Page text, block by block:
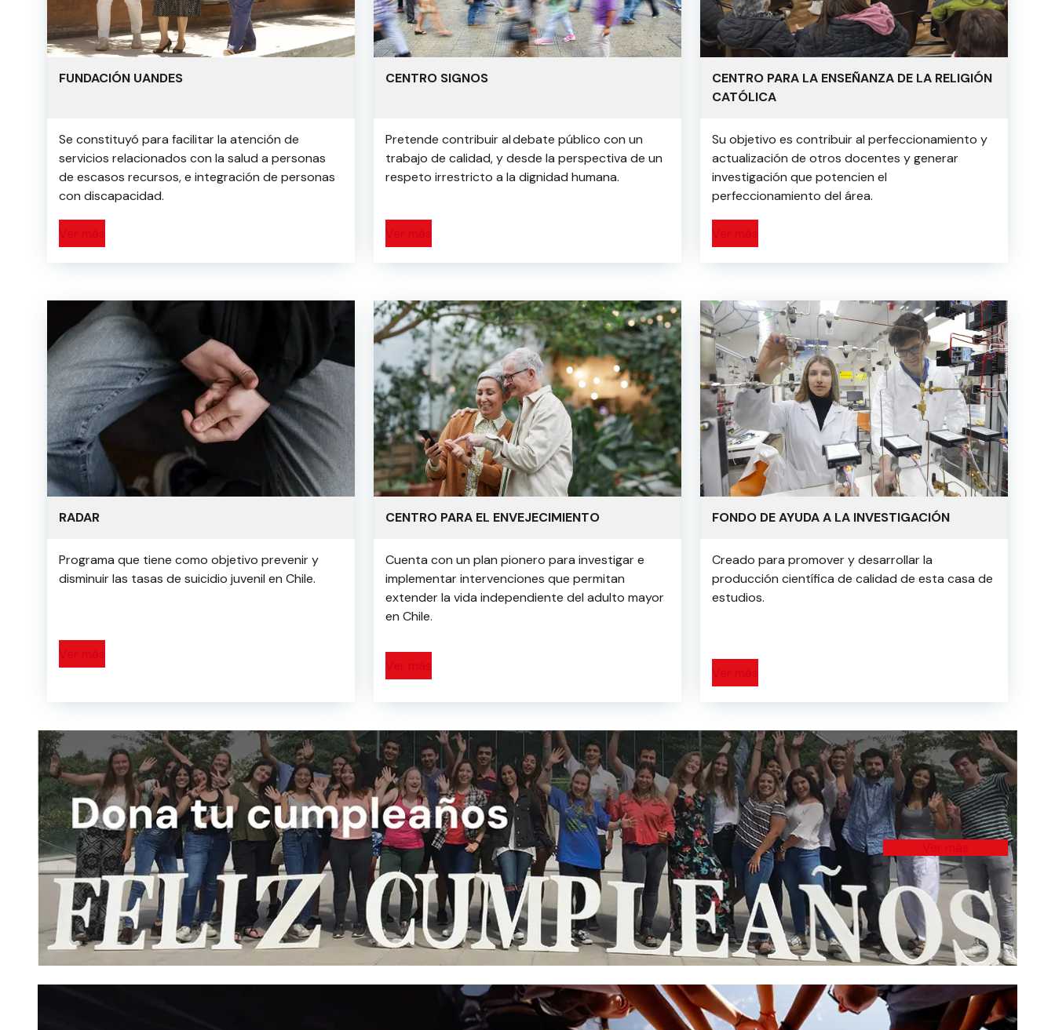
FUNDACIÓN UANDES
Se constituyó para facilitar la atención de
servicios relacionados con la salud a personas
de escasos recursos, e integración de personas
con discapacidad.
CENTRO SIGNOS
Pretende contribuir al debate público con un
trabajo de calidad, y desde la perspectiva de un
respeto irrestricto a la dignidad humana.
CENTRO PARA LA ENSEÑANZA DE LA RELIGIÓN
CATÓLICA
Su objetivo es contribuir al perfeccionamiento y
actualización de otros docentes y generar
investigación que potencien el
perfeccionamiento del área.
RADAR
Programa que tiene como objetivo prevenir y
disminuir las tasas de suicidio juvenil en Chile.
CENTRO PARA EL ENVEJECIMIENTO
Cuenta con un plan pionero para investigar e
implementar intervenciones que permitan
extender la vida independiente del adulto mayor
en Chile.
FONDO DE AYUDA A LA INVESTIGACIÓN
Creado para promover y desarrollar la
producción científica de calidad de esta casa de
estudios.